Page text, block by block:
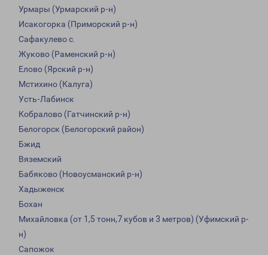
Урмары (Урмарский р-н)
Исакогорка (Приморский р-н)
Сафакулево с.
Жуково (Раменский р-н)
Елово (Ярский р-н)
Мстихино (Калуга)
Усть-Лабинск
Кобралово (Гатчинский р-н)
Белогорск (Белогорский район)
Бжид
Вяземский
Бабяково (Новоусманский р-н)
Хадыженск
Бохан
Михайловка (от 1,5 тонн,7 кубов и 3 метров) (Уфимский р-
н)
Сапожок